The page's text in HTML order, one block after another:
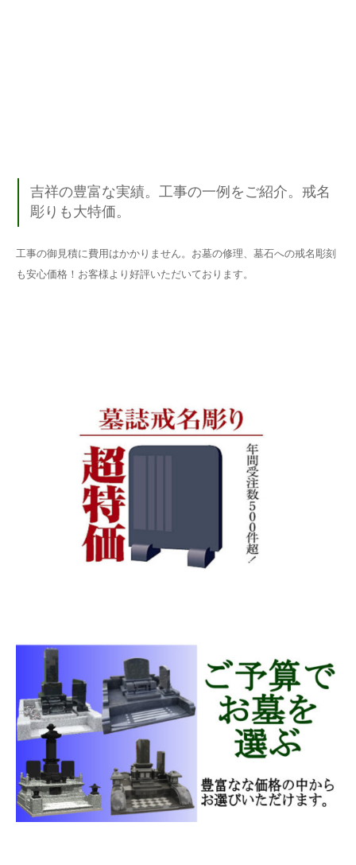
吉祥の豊富な実績。工事の一例をご紹介。戒名
彫りも大特価。
工事の御見積に費用はかかりません。お墓の修理、墓石への戒名彫刻
も安心価格！お客様より好評いただいております。